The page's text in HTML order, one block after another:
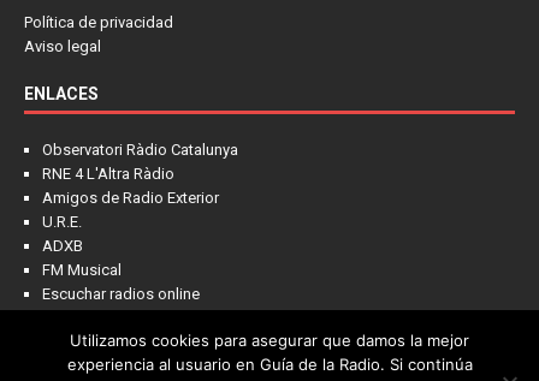
Política de privacidad
Aviso legal
ENLACES
Observatori Ràdio Catalunya
RNE 4 L'Altra Ràdio
Amigos de Radio Exterior
U.R.E.
ADXB
FM Musical
Escuchar radios online
Utilizamos cookies para asegurar que damos la mejor
experiencia al usuario en Guía de la Radio. Si continúa